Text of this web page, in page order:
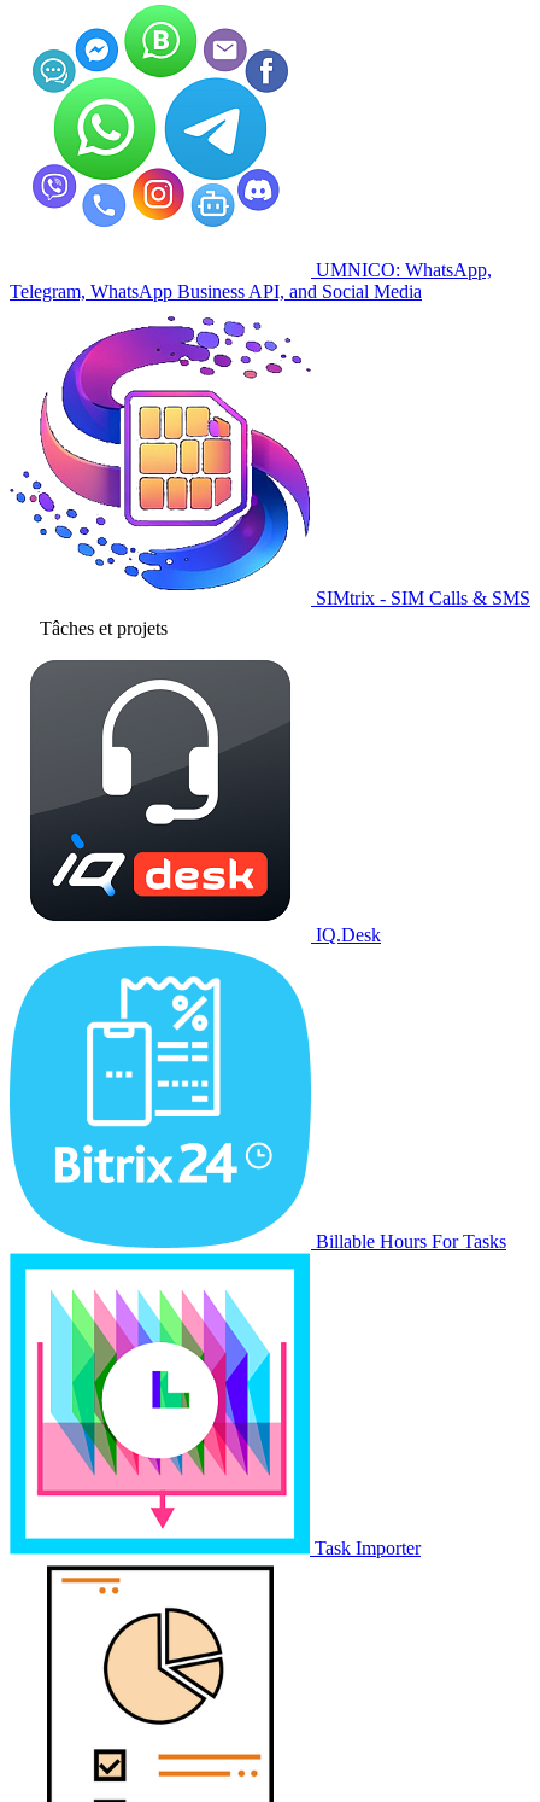
UMNICO: WhatsApp,
Telegram, WhatsApp Business API, and Social Media
SIMtrix - SIM Calls & SMS
Tâches et projets
IQ.Desk
Billable Hours For Tasks
Task Importer